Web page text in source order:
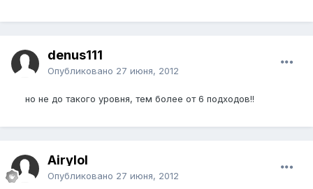
denus111
Опубликовано 27 июня, 2012
но не до такого уровня, тем более от 6 подходов!!
Airylol
Опубликовано 27 июня, 2012